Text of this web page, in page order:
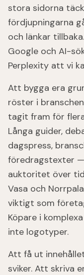
stora sidorna
fördjupningarna
och länkar
Google och AI-
Perplexity att vi
Att bygga era
röster i
tagit fram för
Långa guider,
dagspress,
föredragstexter
auktoritet över
Vasa och
viktigt som
Köpare i
inte logotyper.
Att få ut
sviker. Att skriva